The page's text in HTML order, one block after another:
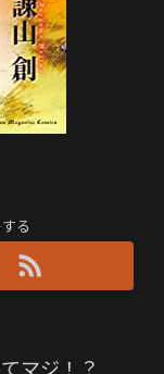
る
マジ！？